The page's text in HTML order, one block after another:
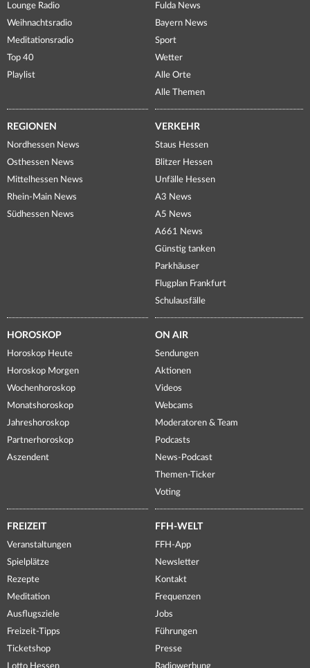
Lounge Radio
Weihnachtsradio
Meditationsradio
Top 40
Playlist
Fulda News
Bayern News
Sport
Wetter
Alle Orte
Alle Themen
REGIONEN
Nordhessen News
Osthessen News
Mittelhessen News
Rhein-Main News
Südhessen News
VERKEHR
Staus Hessen
Blitzer Hessen
Unfälle Hessen
A3 News
A5 News
A661 News
Günstig tanken
Parkhäuser
Flugplan Frankfurt
Schulausfälle
HOROSKOP
Horoskop Heute
Horoskop Morgen
Wochenhoroskop
Monatshoroskop
Jahreshoroskop
Partnerhoroskop
Aszendent
ON AIR
Sendungen
Aktionen
Videos
Webcams
Moderatoren & Team
Podcasts
News-Podcast
Themen-Ticker
Voting
FREIZEIT
Veranstaltungen
Spielplätze
Rezepte
Meditation
Ausflugsziele
Freizeit-Tipps
Ticketshop
Lotto Hessen
FFH-WELT
FFH-App
Newsletter
Kontakt
Frequenzen
Jobs
Führungen
Presse
Radiowerbung